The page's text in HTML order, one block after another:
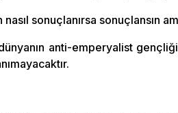
sonuçlanırsa sonuçlansın
anti-emperyalist